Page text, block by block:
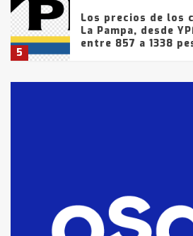
5
Los precios de los
La Pampa, desde
entre 857 a 1338
fueron detenidos
comercialización
tarde del sábado